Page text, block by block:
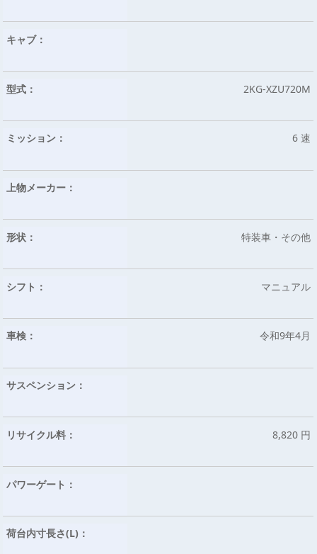
キャブ：
型式： 2KG-XZU720M
ミッション： 6 速
上物メーカー：
形状： 特装車・その他
シフト： マニュアル
車検： 令和9年4月
サスペンション：
リサイクル料： 8,820 円
パワーゲート：
荷台内寸長さ(L)：